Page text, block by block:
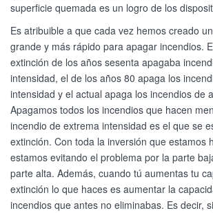
superficie quemada es un logro de los
Es atribuible a que cada vez hemos creado
grande y más rápido para apagar incendios.
extinción de los años sesenta apagaba
intensidad, el de los años 80 apaga los
intensidad y el actual apaga los incendios de
Apagamos todos los incendios que hacen
incendio de extrema intensidad es el que se
extinción. Con toda la inversión que estamos
estamos evitando el problema por la parte
parte alta. Además, cuando tú aumentas tu
extinción lo que haces es aumentar la
incendios que antes no eliminabas. Es decir,